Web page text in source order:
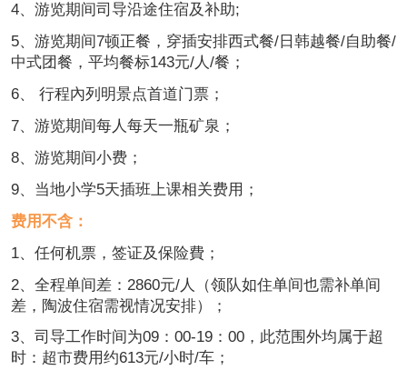
4、游览期间司导沿途住宿及补助;
5、游览期间7顿正餐，穿插安排西式餐/日韩越餐/自助餐/
中式团餐，平均餐标143元/人/餐；
6、 行程內列明景点首道门票；
7、游览期间每人每天一瓶矿泉；
8、游览期间小费；
9、当地小学5天插班上课相关费用；
费用不含：
1、任何机票，签证及保险費；
2、全程单间差：2860元/人（领队如住单间也需补单间
差，陶波住宿需视情况安排）；
3、司导工作时间为09：00-19：00，此范围外均属于超
时：超市费用约613元/小时/车；